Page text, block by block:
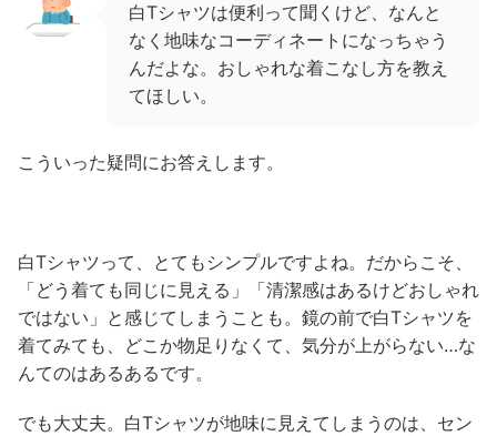
白Tシャツは便利って聞くけど、なんと
なく地味なコーディネートになっちゃう
んだよな。おしゃれな着こなし方を教え
てほしい。
こういった疑問にお答えします。
白Tシャツって、とてもシンプルですよね。だからこそ、
「どう着ても同じに見える」「清潔感はあるけどおしゃれ
ではない」と感じてしまうことも。鏡の前で白Tシャツを
着てみても、どこか物足りなくて、気分が上がらない…な
んてのはあるあるです。
でも大丈夫。白Tシャツが地味に見えてしまうのは、セン